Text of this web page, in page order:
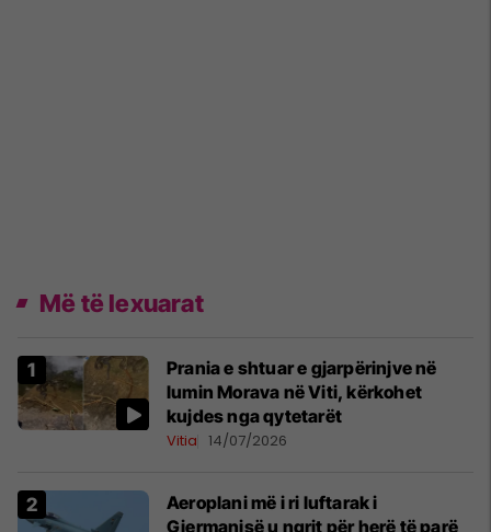
Më të lexuarat
Prania e shtuar e gjarpërinjve në
lumin Morava në Viti, kërkohet
kujdes nga qytetarët
Vitia 14/07/2026
Aeroplani më i ri luftarak i
Gjermanisë u ngrit për herë të parë